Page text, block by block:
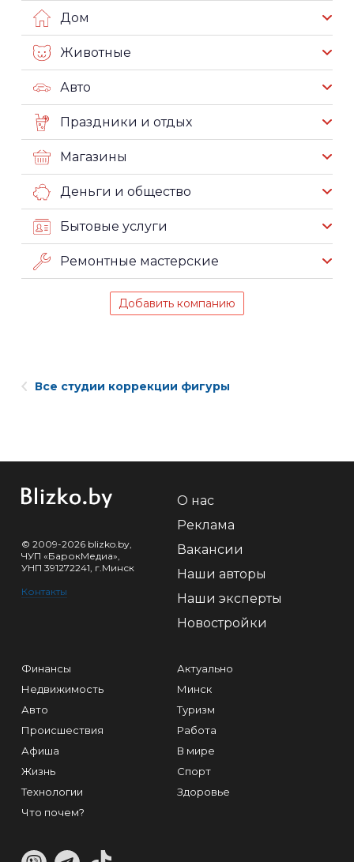
Дом
Животные
Авто
Праздники и отдых
Магазины
Деньги и общество
Бытовые услуги
Ремонтные мастерские
Добавить компанию
Все студии коррекции фигуры
© 2009-2026 blizko.by,
ЧУП «БарокМедиа»,
УНП 391272241, г.Минск
Контакты
О нас
Реклама
Вакансии
Наши авторы
Наши эксперты
Новостройки
Финансы
Недвижимость
Авто
Происшествия
Афиша
Жизнь
Технологии
Что почем?
Актуально
Минск
Туризм
Работа
В мире
Спорт
Здоровье